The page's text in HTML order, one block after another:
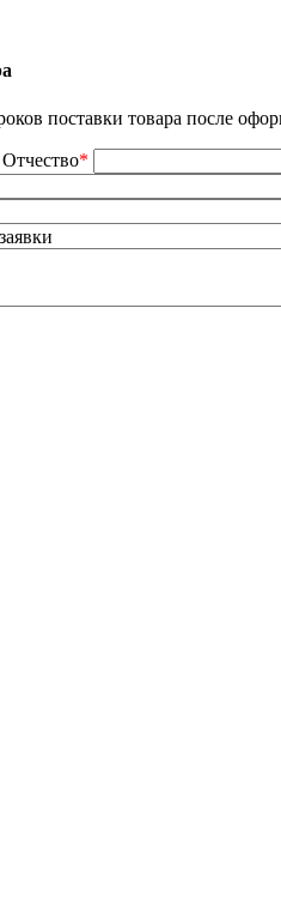
поставки товара после
*